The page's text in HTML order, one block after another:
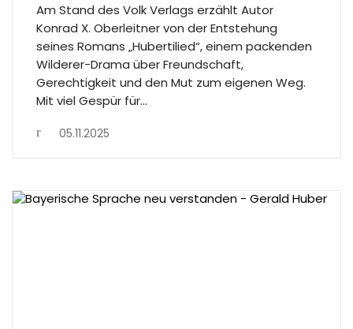
Am Stand des Volk Verlags erzählt Autor
Konrad X. Oberleitner von der Entstehung
seines Romans „Hubertilied“, einem packenden
Wilderer-Drama über Freundschaft,
Gerechtigkeit und den Mut zum eigenen Weg.
Mit viel Gespür für…
05.11.2025